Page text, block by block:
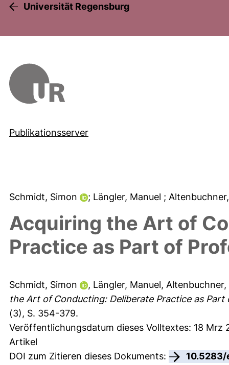
Universität Regensburg
Publikationsserver
Schmidt, Simon ; Längler, Manuel ;
Acquiring the Art of
Practice as Part of
Schmidt, Simon , Längler, Manuel, Altenbuchner,
the Art of Conducting: Deliberate Practice as Part
(3), S. 354-379.
Veröffentlichungsdatum dieses Volltextes: 18 Mrz
Artikel
DOI zum Zitieren dieses Dokuments: